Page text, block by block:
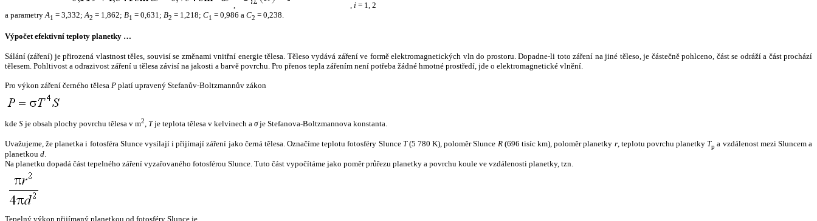
, , i = 1, 2
a parametryA1 = 3,332;A2 = 1,862; B1 = 0,631; B2 = 1,218; C1 = 0,986 a C2 = 0,238.
Výpočet efektivní teploty planetky …
Sálání (záření) je přirozená vlastnost těles, souvisí se změnami vnitřní energie tělesa. Těleso vydává záření ve formě elektromagnetických vln do prostoru. Dopadne-li toto záření na jiné těleso, je částečně pohlceno, část se odráží a část prochází
tělesem. Pohltivost a odrazivost záření u tělesa závisí na jakosti a barvě povrchu. Pro přenos tepla zářením není potřeba žádné hmotné prostředí, jde o elektromagnetické vlnění.
Pro výkon záření černého tělesa P platí upravený Stefanův-Boltzmannův zákon
kde S je obsah plochy povrchu tělesa v m2, Tje teplota tělesa v kelvinech a σje Stefanova-Boltzmannova konstanta.
Uvažujeme, že planetka i fotosféra Slunce vysílají i přijímají záření jako černá tělesa. Označíme teplotu fotosféry Slunce T(5 780 K), poloměr Slunce R(696 tisíc km), poloměr planetky r, teplotu povrchu planetky Tp a vzdálenost mezi Sluncem a
planetkou d.
Na planetku dopadá část tepelného záření vyzařovaného fotosférou Slunce. Tuto část vypočítáme jako poměr průřezu planetky a povrchu koule ve vzdálenosti planetky, tzn.
Tepelný výkon přijímaný planetkou od fotosféry Slunce je